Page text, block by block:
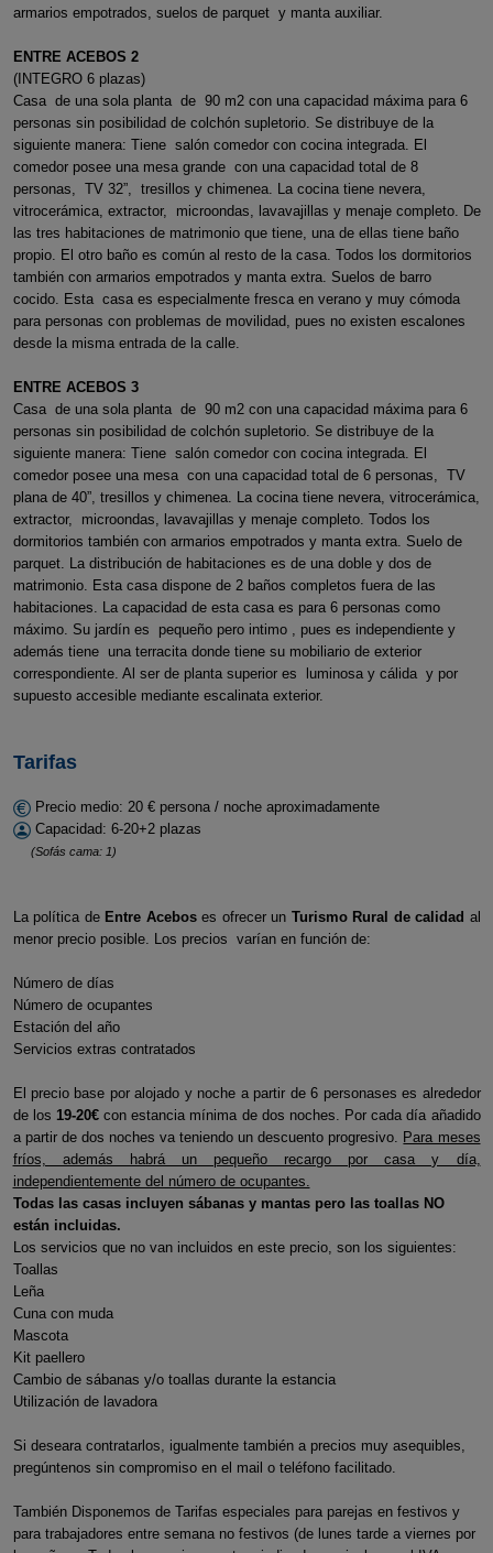
armarios empotrados, suelos de parquet y manta auxiliar.
ENTRE ACEBOS 2
(INTEGRO 6 plazas)
Casa de una sola planta de 90 m2 con una capacidad máxima para 6
personas sin posibilidad de colchón supletorio. Se distribuye de la
siguiente manera: Tiene salón comedor con cocina integrada. El
comedor posee una mesa grande con una capacidad total de 8
personas, TV 32”, tresillos y chimenea. La cocina tiene nevera,
vitrocerámica, extractor, microondas, lavavajillas y menaje completo. De
las tres habitaciones de matrimonio que tiene, una de ellas tiene baño
propio. El otro baño es común al resto de la casa. Todos los dormitorios
también con armarios empotrados y manta extra. Suelos de barro
cocido. Esta casa es especialmente fresca en verano y muy cómoda
para personas con problemas de movilidad, pues no existen escalones
desde la misma entrada de la calle.
ENTRE ACEBOS 3
Casa de una sola planta de 90 m2 con una capacidad máxima para 6
personas sin posibilidad de colchón supletorio. Se distribuye de la
siguiente manera: Tiene salón comedor con cocina integrada. El
comedor posee una mesa con una capacidad total de 6 personas, TV
plana de 40”, tresillos y chimenea. La cocina tiene nevera, vitrocerámica,
extractor, microondas, lavavajillas y menaje completo. Todos los
dormitorios también con armarios empotrados y manta extra. Suelo de
parquet. La distribución de habitaciones es de una doble y dos de
matrimonio. Esta casa dispone de 2 baños completos fuera de las
habitaciones. La capacidad de esta casa es para 6 personas como
máximo. Su jardín es pequeño pero intimo , pues es independiente y
además tiene una terracita donde tiene su mobiliario de exterior
correspondiente. Al ser de planta superior es luminosa y cálida y por
supuesto accesible mediante escalinata exterior.
Tarifas
Precio medio: 20 € persona / noche aproximadamente
Capacidad: 6-20+2 plazas
(Sofás cama: 1)
La política de Entre Aceboses ofrecer un Turismo Rural de calidad al
menor precio posible. Los precios varían en función de:
Número de días
Número de ocupantes
Estación del año
Servicios extras contratados
El precio base por alojado y noche a partir de 6 personases es alrededor
de los 19-20€con estancia mínima de dos noches. Por cada día añadido
a partir de dos noches va teniendo un descuento progresivo. Para meses
fríos, además habrá un pequeño recargo por casa y día,
independientemente del número de ocupantes.
Todas las casas incluyen sábanas y mantas pero las toallas NO
están incluidas.
Los servicios que no van incluidos en este precio, son los siguientes:
Toallas
Leña
Cuna con muda
Mascota
Kit paellero
Cambio de sábanas y/o toallas durante la estancia
Utilización de lavadora
Si deseara contratarlos, igualmente también a precios muy asequibles,
pregúntenos sin compromiso en el mail o teléfono facilitado.
También Disponemos de Tarifas especiales para parejas en festivos y
para trabajadores entre semana no festivos (de lunes tarde a viernes por